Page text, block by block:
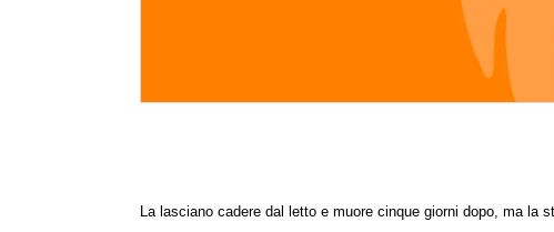
La lasciano cadere dal letto e muore cinque giorni dopo, ma la